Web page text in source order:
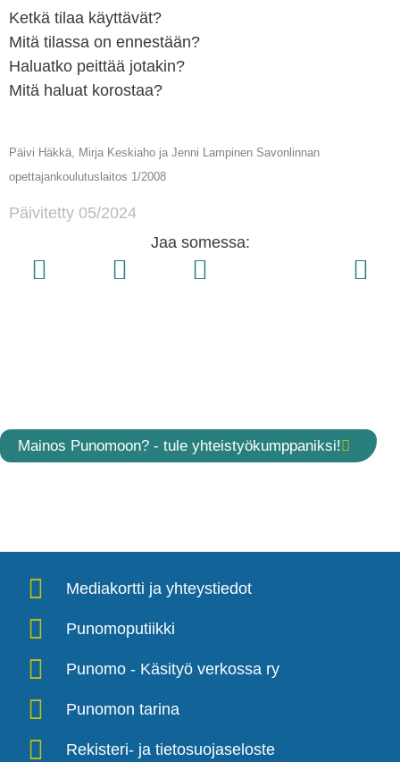
Ketkä tilaa käyttävät?
Mitä tilassa on ennestään?
Haluatko peittää jotakin?
Mitä haluat korostaa?
Päivi Häkkä, Mirja Keskiaho ja Jenni Lampinen Savonlinnan
opettajankoulutuslaitos 1/2008
Päivitetty 05/2024
Jaa somessa:
Mainos Punomoon? - tule yhteistyökumppaniksi!
Mediakortti ja yhteystiedot
Punomoputiikki
Punomo - Käsityö verkossa ry
Punomon tarina
Rekisteri- ja tietosuojaseloste